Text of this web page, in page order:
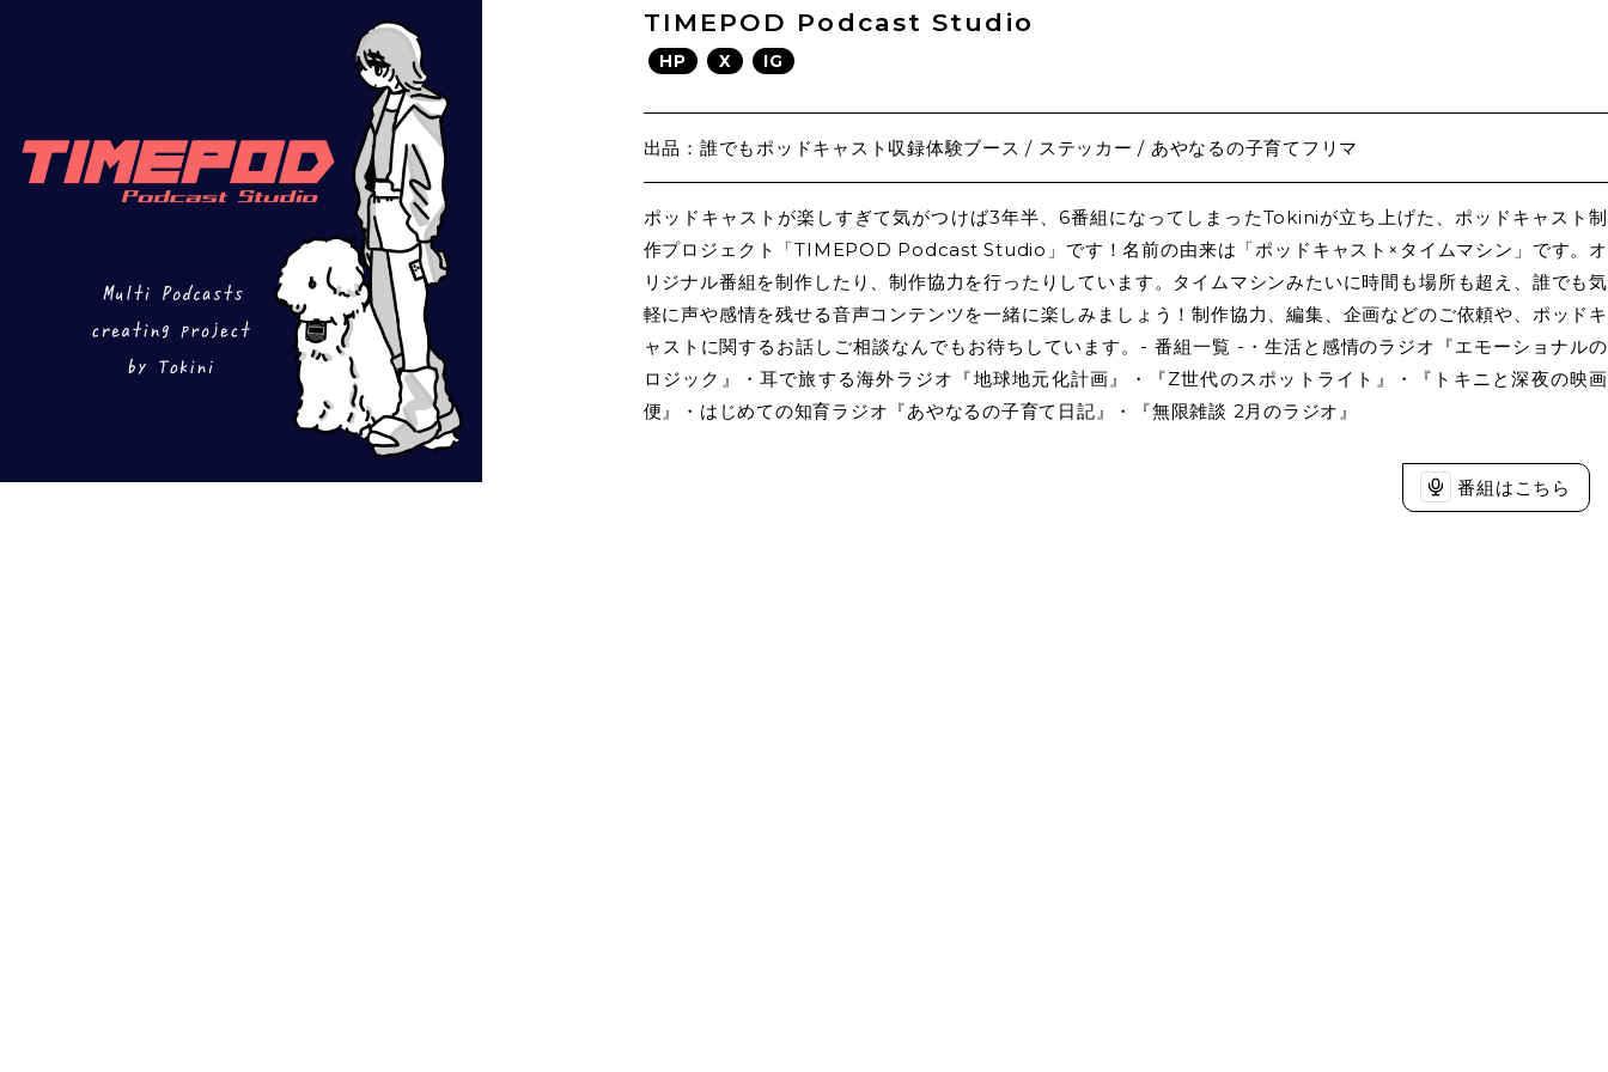
TIMEPOD Podcast Studio
HP X IG
出品：誰でもポッドキャスト収録体験ブース / ステッカー / あやなるの子育てフリマ
ポッドキャストが楽しすぎて気がつけば3年半、6番組になってしまったTokiniが立ち上げた、ポッドキャスト制
作プロジェクト「TIMEPOD Podcast Studio」です！名前の由来は「ポッドキャスト×タイムマシン」です。オ
リジナル番組を制作したり、制作協力を行ったりしています。タイムマシンみたいに時間も場所も超え、誰でも気
軽に声や感情を残せる音声コンテンツを一緒に楽しみましょう！制作協力、編集、企画などのご依頼や、ポッドキ
ャストに関するお話しご相談なんでもお待ちしています。- 番組一覧 -・生活と感情のラジオ『エモーショナルの
ロジック』・耳で旅する海外ラジオ『地球地元化計画』・『Z世代のスポットライト』・『トキニと深夜の映画
便』・はじめての知育ラジオ『あやなるの子育て日記』・『無限雑談 2月のラジオ』
番組はこちら